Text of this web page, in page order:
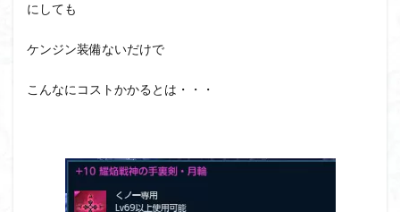
にしても
ケンジン装備ないだけで
こんなにコストかかるとは・・・